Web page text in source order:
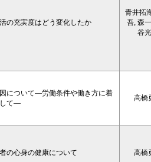
の充実度はどう変化したか
青井拓
吾, 森
谷
について―労働条件や働き方に着
て―
高橋
の心身の健康について 高橋